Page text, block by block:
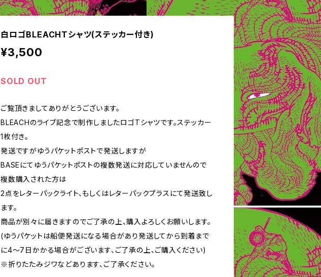
白ロゴBLEACHTシャツ(ステッカー付き)
¥3,500
SOLD OUT
ご覧頂きましてありがとうございます。
BLEACHのライブ記念で制作しましたロゴTシャツです。ステッカー
1枚付き。
発送ですがゆうパケットポストで発送しますが
BASEにてゆうパケットポストの複数発送に対応していませんので
複数購入された方は
2点をレターパックライト、もしくはレターパックプラスにて発送致し
ます。
商品が別々に届きますのでご了承の上、購入よろしくお願いします。
(ゆうパケットは船便発送になる場合があり発送してから到着まで
に4〜7日かかる場合がございます、ご了承の上、ご購入ください)
※折りたたみジワなどあります、ご了承ください。